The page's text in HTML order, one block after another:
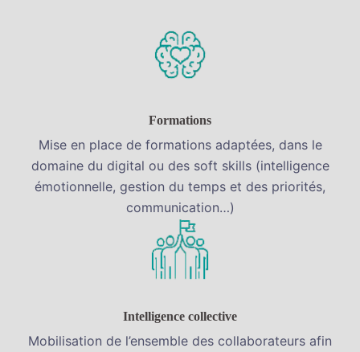
Formations
Mise en place de formations adaptées, dans le
domaine du digital ou des soft skills (intelligence
émotionnelle, gestion du temps et des priorités,
communication…)
Intelligence collective
Mobilisation de l’ensemble des collaborateurs afin